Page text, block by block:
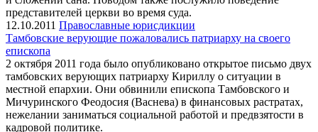
представителей церкви во время суда.
12.10.2011 Православные юрисдикции
Тамбовские верующие пожаловались патриарху на своего
епископа
2 октября 2011 года было опубликовано открытое письмо двух
тамбовских верующих патриарху Кириллу о ситуации в
местной епархии. Они обвинили епископа Тамбовского и
Мичуринского Феодосия (Васнева) в финансовых растратах,
нежелании заниматься социальной работой и предвзятости в
кадровой политике.